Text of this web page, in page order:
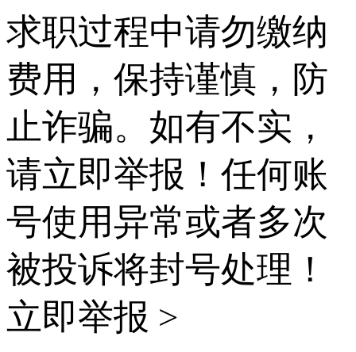
求职过程中请勿缴纳
费用，保持谨慎，防
止诈骗。如有不实，
请立即举报！任何账
号使用异常或者多次
被投诉将封号处理！
立即举报 >